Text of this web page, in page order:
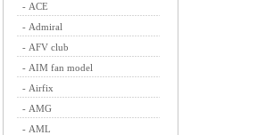
- ACE
- Admiral
- AFV club
- AIM fan model
- Airfix
- AMG
- AML